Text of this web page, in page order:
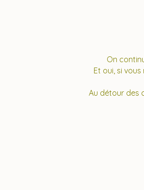
On
Et oui, si
Au détour des